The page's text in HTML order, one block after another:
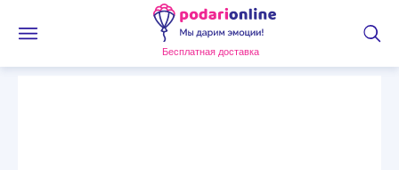
Бесплатная доставка